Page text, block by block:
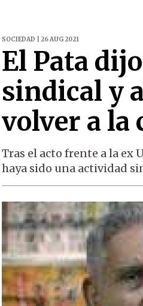
SOCIEDAD | 26 AUG 2021
El Pata
sindical y
volver a la
Tras el acto frente a la ex
haya sido una actividad